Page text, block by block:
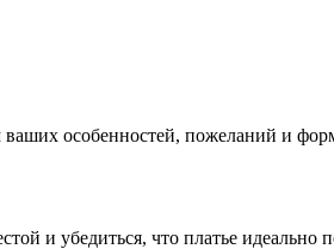
ваших особенностей, пожеланий и
и убедиться, что платье